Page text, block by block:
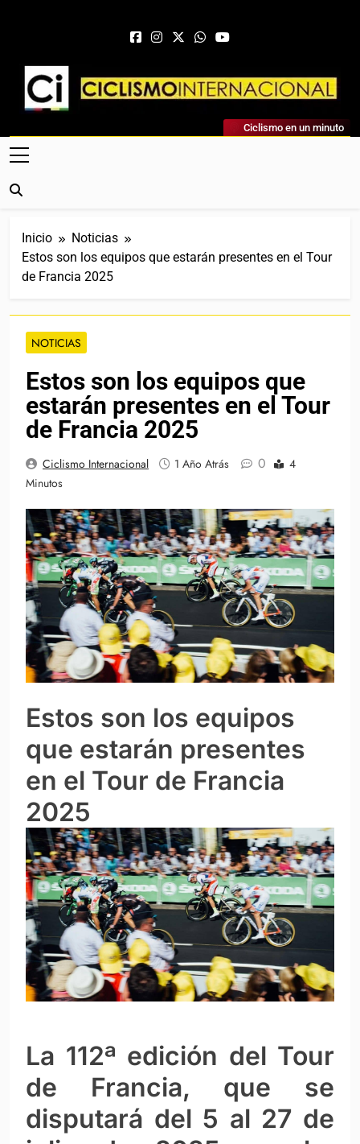
Ciclismo Internacional
Web Dedicada Al Ciclismo Mundial. Entrevistas, Análisis,
Crónicas, Previas Y Más. La Web Ciclista De Referencia.
Ciclismo en un minuto
Inicio
Noticias
Estos son los equipos que estarán presentes en el Tour
de Francia 2025
NOTICIAS
Estos son los equipos que
estarán presentes en el Tour
de Francia 2025
Ciclismo Internacional 1 Año Atrás 0
4
Minutos
Estos son los equipos
que estarán presentes
en el Tour de Francia
2025
La 112ª edición del Tour
de Francia, que se
disputará del 5 al 27 de